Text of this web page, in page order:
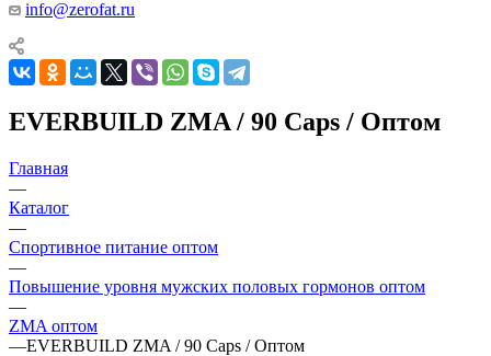
info@zerofat.ru
EVERBUILD ZMA / 90 Caps / Оптом
Главная
—
Каталог
—
Спортивное питание оптом
—
Повышение уровня мужских половых гормонов оптом
—
ZMA оптом
—EVERBUILD ZMA / 90 Caps / Оптом